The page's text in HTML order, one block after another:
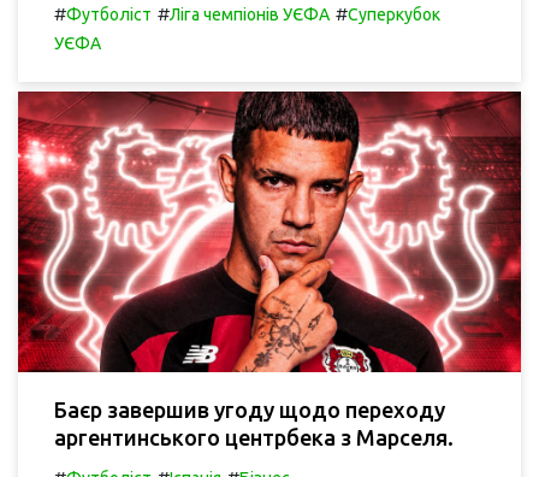
#Футболіст #Ліга чемпіонів УЄФА #Суперкубок
УЄФА
Баєр завершив угоду щодо переходу
аргентинського центрбека з Марселя.